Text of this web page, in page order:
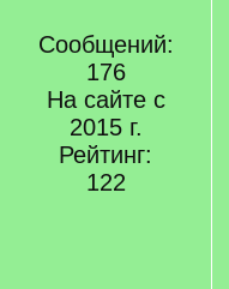
Сообщений:
176
На сайте с
2015 г.
Рейтинг:
122